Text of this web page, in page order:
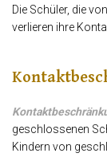
Die Schüler, die
verlieren ihre
geschlossenen
Kindern von